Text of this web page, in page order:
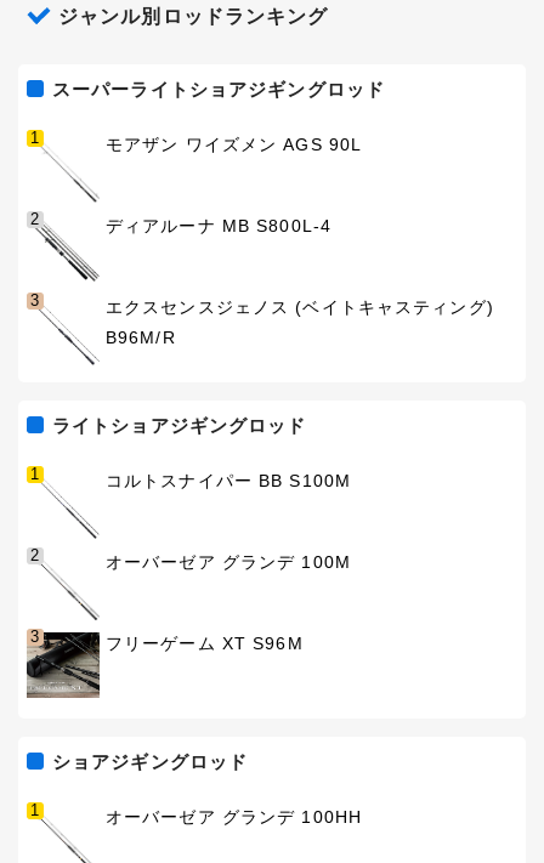
ジャンル別ロッドランキング
スーパーライトショアジギングロッド
1 モアザン ワイズメン AGS 90L
2 ディアルーナ MB S800L-4
3
エクスセンスジェノス (ベイトキャスティング)
B96M/R
ライトショアジギングロッド
1 コルトスナイパー BB S100M
2 オーバーゼア グランデ 100M
3 フリーゲーム XT S96M
ショアジギングロッド
1 オーバーゼア グランデ 100HH